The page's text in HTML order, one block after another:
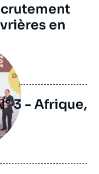
en
3 - Afrique,